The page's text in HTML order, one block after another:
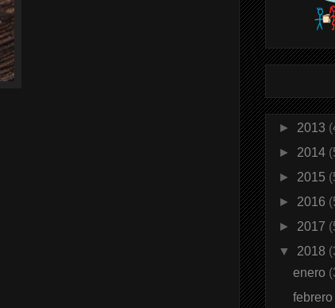
► 2013
► 2014
► 2015
► 2016
► 2017
▼ 2018
enero